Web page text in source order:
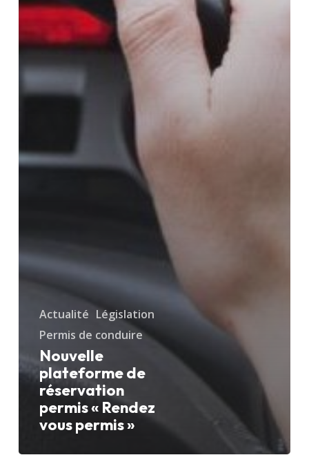
Actualité Législation
Permis de conduire
Nouvelle
plateforme de
réservation
permis « Rendez
vous permis »